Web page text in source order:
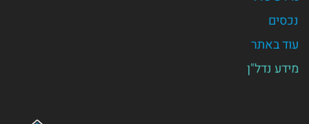
נכסים
עוד באתר
מידע נדל"ן